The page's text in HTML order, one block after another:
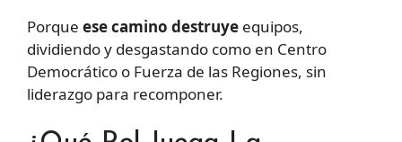
Porque ese camino destruye equipos,
dividiendo y desgastando como en Centro
Democrático o Fuerza de las Regiones, sin
liderazgo para recomponer.